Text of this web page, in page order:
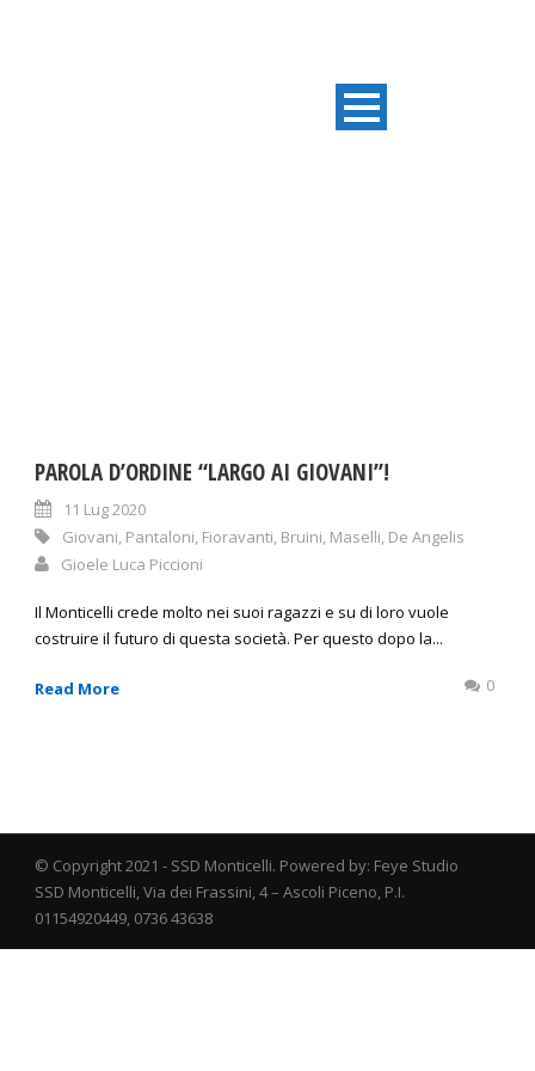
PAROLA D’ORDINE “LARGO AI GIOVANI”!
11 Lug 2020
Giovani, Pantaloni, Fioravanti, Bruini, Maselli, De Angelis
Gioele Luca Piccioni
Il Monticelli crede molto nei suoi ragazzi e su di loro vuole
costruire il futuro di questa società. Per questo dopo la...
Read More 0
© Copyright 2021 - SSD Monticelli. Powered by: Feye Studio
SSD Monticelli, Via dei Frassini, 4 – Ascoli Piceno, P.I.
01154920449, 0736 43638